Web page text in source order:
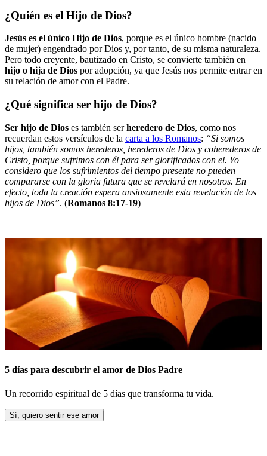
¿Quién es el Hijo de Dios?
Jesús es el único Hijo de Dios, porque es el único hombre (nacido
de mujer) engendrado por Dios y, por tanto, de su misma naturaleza.
Pero todo creyente, bautizado en Cristo, se convierte también en
hijo o hija de Dios por adopción, ya que Jesús nos permite entrar en
su relación de amor con el Padre.
¿Qué significa ser hijo de Dios?
Ser hijo de Dios es también serheredero de Dios, como nos
recuerdan estos versículos de la carta a los Romanos: “Si somos
hijos, también somos herederos, herederos de Dios y coherederos de
Cristo, porque sufrimos con él para ser glorificados con el. Yo
considero que los sufrimientos del tiempo presente no pueden
compararse con la gloria futura que se revelará en nosotros. En
efecto, toda la creación espera ansiosamente esta revelación de los
hijos de Dios”. (Romanos 8:17-19)
5 días para descubrir el amor de Dios Padre
Un recorrido espiritual de 5 días que transforma tu vida.
Sí, quiero sentir ese amor